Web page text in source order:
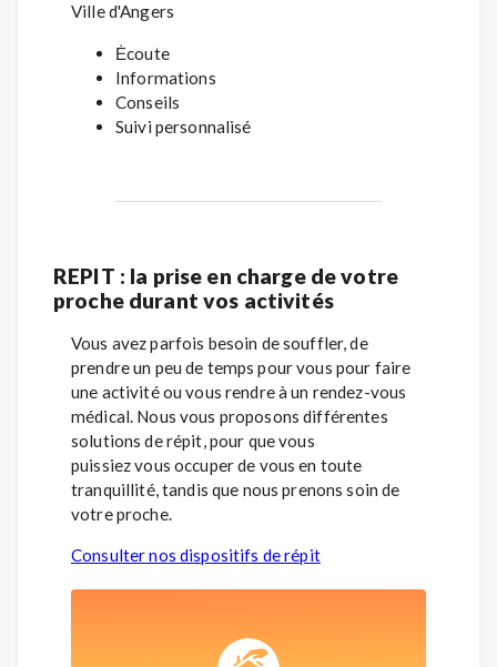
Ville d'Angers
Ėcoute
Informations
Conseils
Suivi personnalisé
REPIT : la prise en charge de votre
proche durant vos activités
Vous avez parfois besoin de souffler, de
prendre un peu de temps pour vous pour faire
une activité ou vous rendre à un rendez-vous
médical. Nous vous proposons différentes
solutions de répit, pour que vous
puissiez vous occuper de vous en toute
tranquillité, tandis que nous prenons soin de
votre proche.
Consulter nos dispositifs de répit